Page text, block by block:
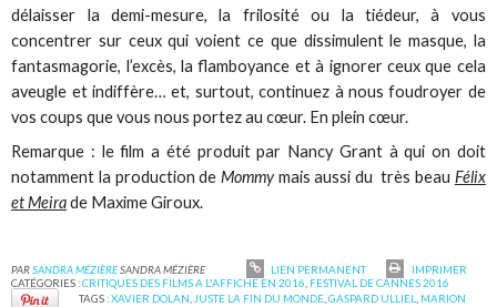
délaisser la demi-mesure, la frilosité ou la tiédeur, à vous
concentrer sur ceux qui voient ce que dissimulent le masque, la
fantasmagorie, l’excès, la flamboyance et à ignorer ceux que cela
aveugle et indiffère… et, surtout, continuez à nous foudroyer de
vos coups que vous nous portez au cœur. En plein cœur.
Remarque : le film a été produit par Nancy Grant à qui on doit
notamment la production de Mommymais aussi du très beau Félix
et Meirade Maxime Giroux.
PARSANDRA MÉZIÈRESANDRA MÉZIÈRE LIEN PERMANENT
IMPRIMER
CATÉGORIES :CRITIQUES DES FILMS A L'AFFICHE EN 2016 FESTIVAL DE CANNES 2016
TAGS :XAVIER DOLAN JUSTE LA FIN DU MONDE ,GASPARD ULLIEL
MARION